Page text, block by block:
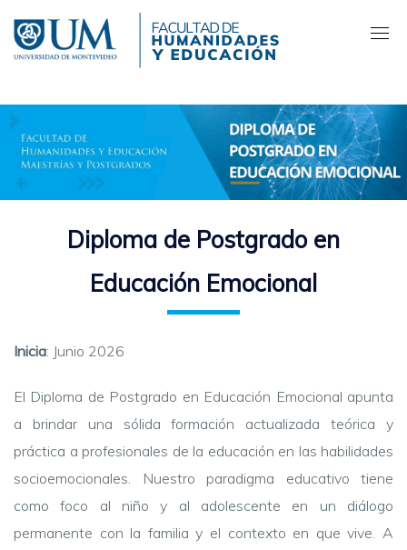
contenido
principal
Diploma de Postgrado en
Educación Emocional
Inicia: Junio 2026
El Diploma de Postgrado en Educación Emocional apunta
a brindar una sólida formación actualizada teórica y
práctica a profesionales de la educación en las habilidades
socioemocionales.
Nuestro paradigma educativo tiene
como foco al niño y al adolescente en un diálogo
permanente con la familia y el contexto en que vive. A